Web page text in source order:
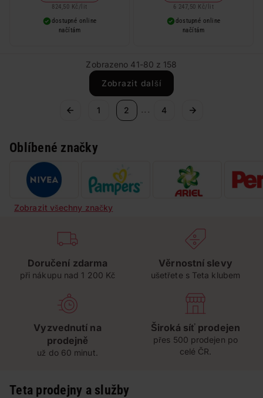
824,50 Kč / lit
dostupné online
načítám
6 247,50 Kč/ lit
dostupné online
načítám
Zobrazeno 41-80 z 158
Zobrazit další
1 2 ... 4
Oblíbené značky
Zobrazit všechny značky
Doručení zdarma
při nákupu nad 1 200 Kč
Věrnostní slevy
ušetřete s Teta klubem
Vyzvednutí na
prodejně
už do 60 minut.
Široká síť prodejen
přes 500 prodejen po
celé ČR.
Teta prodejny a služby